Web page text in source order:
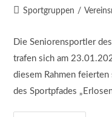
Autor:
Beitrags-
Sportgruppen /
Die Seniorensportler
trafen sich am
diesem Rahmen
des Sportpfades